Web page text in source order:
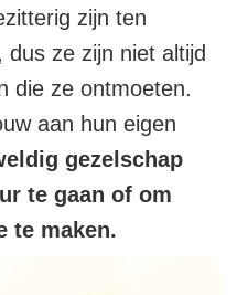
zijn ten
ze zijn niet altijd
die ze ontmoeten.
aan hun eigen
gezelschap
te gaan of om
te maken.